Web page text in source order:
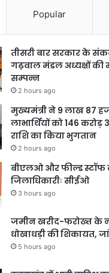
Popular
तीसरी बार सरकार के
गढ़वाल मंडल अध्यक्षों की
सम्पन्न
2 hours ago
मुख्यमंत्री ने 9 लाख 87
लाभार्थियों को 146
राशि का किया भुगतान
2 hours ago
बीएलओ और फील्ड स्टॉफ
जिलाधिकारीः सीईओ
3 hours ago
जमीन खरीद-फरोख्त के
धोखाधड़ी की शिकायत,
5 hours ago